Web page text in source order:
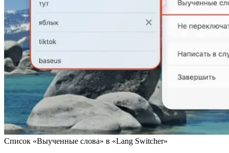
Список «Выученные слова» в «Lang Switcher»